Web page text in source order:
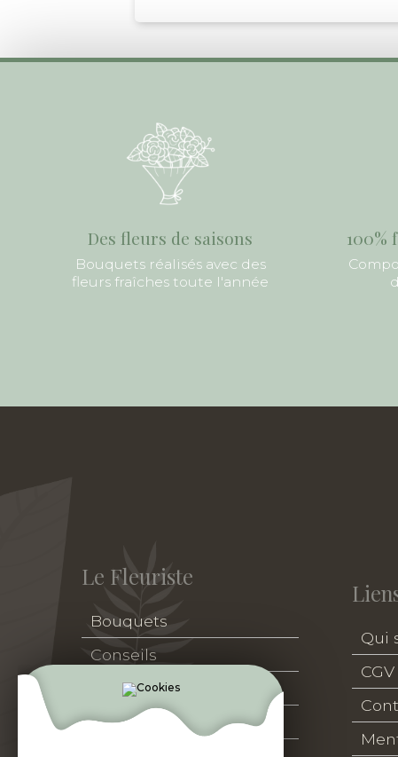
Des fleurs de saisons
Bouquets réalisés avec des
fleurs fraîches toute l'année
100%
Le Fleuriste
Bouquets
Conseils
Deuil
Accessoires
Qui
CGV